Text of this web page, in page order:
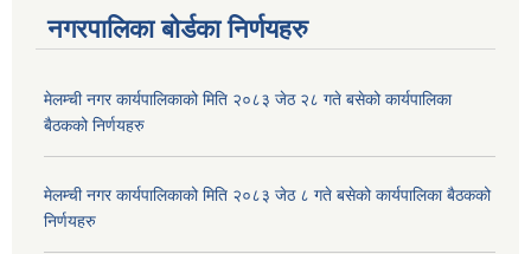
नगरपालिका बोर्डका निर्णयहरु
मेलम्ची नगर कार्यपालिकाको मिति २०८३ जेठ २८ गते बसेको कार्यपालिका
बैठकको निर्णयहरु
मेलम्ची नगर कार्यपालिकाको मिति २०८३ जेठ ८ गते बसेको कार्यपालिका बैठकको
निर्णयहरु